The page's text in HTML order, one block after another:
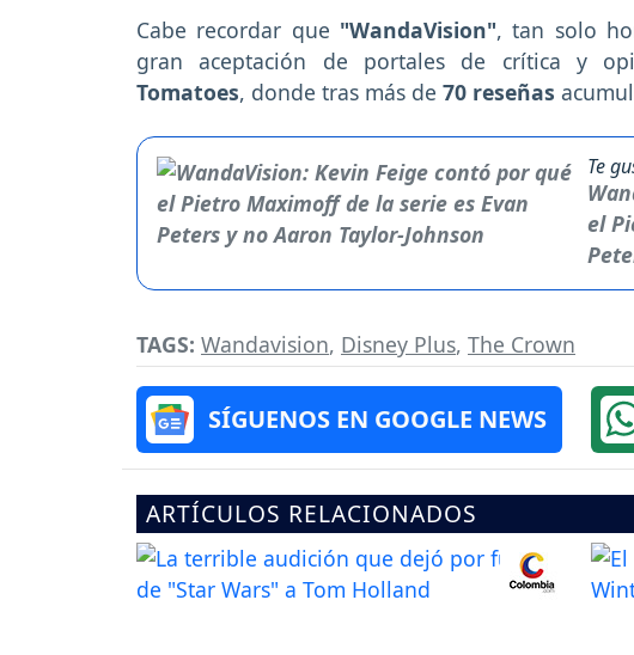
Cabe recordar que "WandaVision", tan solo
gran aceptación de portales de crítica y
Tomatoes, donde tras más de 70 reseñas
Te
el
TAGS: Wandavision, Disney Plus, The Crown
SÍGUENOS EN GOOGLE NEWS
ARTÍCULOS RELACIONADOS